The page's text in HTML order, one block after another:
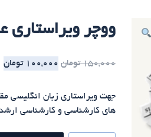
ووچر ویراستاری
150,000 تومان 100,000 تومان
های کارشناسی و کارشناسی